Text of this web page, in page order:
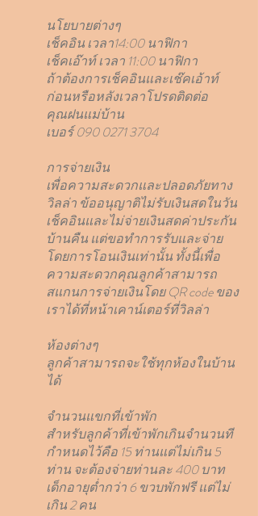
นโยบายต่างๆ
เช็คอิน เวลา14:00 นาฟิกา
เช็คเอ๊าท์ เวลา 11:00 นาฟิกา
ถ้าต้องการเช็คอินและเช๊คเอ้าท์
ก่อนหรือหลังเวลาโปรดติดต่อ
คุณฝนแม่บ้าน
เบอร์090 0271 3704
การจ่ายเงิน
เพื่อความสะดวกและปลอดภัยทาง
วิลล่า ข้ออนุญาติไม่รับเงินสดในวัน
เช็คอินและไม่จ่ายเงินสดค่าประกัน
บ้านคืน แต่ขอทำการรับและจ่าย
โดยการโอนเงินเท่านั้น ทั้งนี้เพื่อ
ความสะดวกคุณลูกค้าสามารถ
สแกนการจ่ายเงินโดย QR code ของ
เราได้ที่หน้าเคาน์เตอร์ที่วิลล่า
ห้องต่างๆ
ลูกค้าสามารถจะใช้ทุกห้องในบ้าน
ได้
จำนวนแขกที่เข้าพัก
สำหรับลูกค้าที่เข้าพักเกินจำนวนที
กำหนดไว้คือ 15 ท่านแต่ไม่เกิน 5
ท่าน จะต้องจ่ายท่านละ 400 บาท
เด็กอายุต่ำกว่า 6 ขวบพักฟรี แต่ไม่
เกิน 2 คน